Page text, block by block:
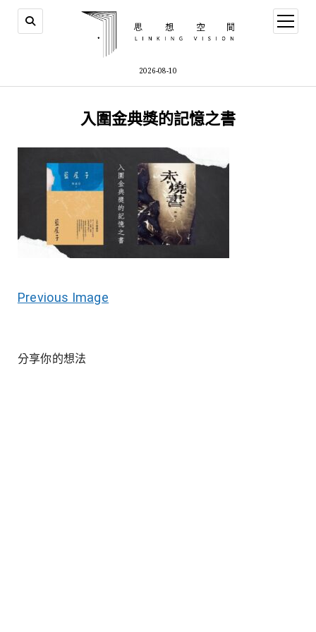
2026-08-10
open
menu
入圍金典獎的記憶之書
Previous Image
分享你的想法